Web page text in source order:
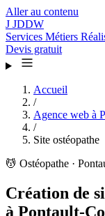
Aller au contenu
J JDDW
Services Métiers
Devis gratuit
Accueil
/
Agence web à
/
Site ostéopathe
💆 Ostéopathe ·
Création de
à Pontault-